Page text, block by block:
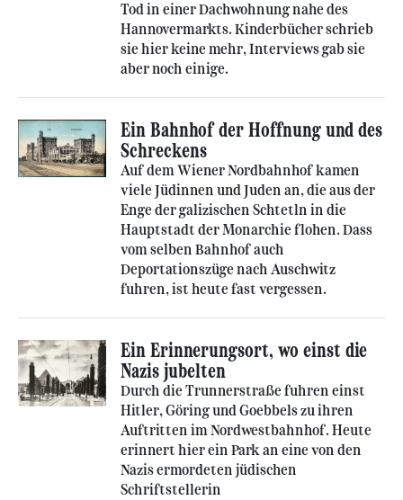
Tod in einer Dachwohnung nahe des
Hannovermarkts. Kinderbücher schrieb
sie hier keine mehr, Interviews gab sie
aber noch einige.
Ein Bahnhof der Hoffnung und des
Schreckens
Auf dem Wiener Nordbahnhof kamen
viele Jüdinnen und Juden an, die aus der
Enge der galizischen Schtetln in die
Hauptstadt der Monarchie flohen. Dass
vom selben Bahnhof auch
Deportationszüge nach Auschwitz
fuhren, ist heute fast vergessen.
Ein Erinnerungsort, wo einst die
Nazis jubelten
Durch die Trunnerstraße fuhren einst
Hitler, Göring und Goebbels zu ihren
Auftritten im Nordwestbahnhof. Heute
erinnert hier ein Park an eine von den
Nazis ermordeten jüdischen
Schriftstellerin